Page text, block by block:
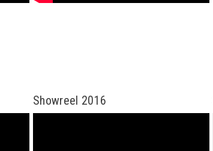
Showreel 2016